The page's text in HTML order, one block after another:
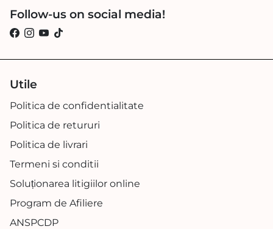
Follow-us on social media!
Utile
Politica de confidentialitate
Politica de retururi
Politica de livrari
Termeni si conditii
Soluționarea litigiilor online
Program de Afiliere
ANSPCDP